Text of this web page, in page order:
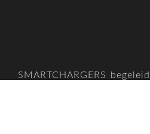
SMARTCHARGERS